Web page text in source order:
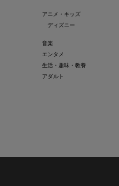
アニメ・キッズ
ディズニー
音楽
エンタメ
生活・趣味・教養
アダルト